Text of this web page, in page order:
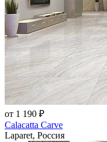
от 1 190 ₽
Calacatta Carve
Laparet, Россия